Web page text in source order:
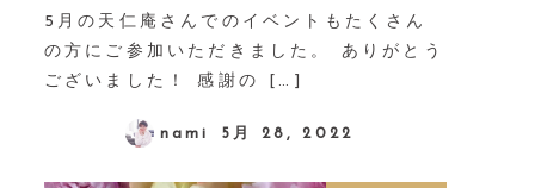
5月の天仁庵さんでのイベントもたくさん
の方にご参加いただきました。 ありがとう
ございました！ 感謝の […]
nami 5月 28, 2022